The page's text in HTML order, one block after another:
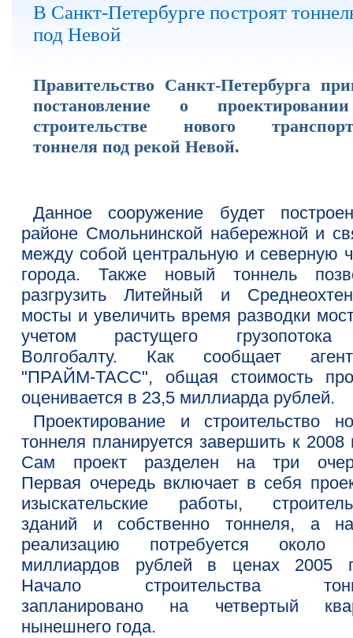
В Санкт-Петербурге построят
под Невой
Правительство Санкт-Петербурга
постановление о
строительстве нового
тоннеля под рекой Невой.
Данное сооружение будет
районе Смольнинской набережной и
между собой центральную и северную
города. Также новый тоннель
разгрузить Литейный и
мосты и увеличить время разводки
учетом растущего
Волгобалту. Как сообщает
"ПРАЙМ-ТАСС", общая стоимость
оценивается в 23,5 миллиарда рублей.
Проектирование и строительство
тоннеля планируется завершить к 2008
Сам проект разделен на три
Первая очередь включает в себя
изыскательские работы,
зданий и собственно тоннеля, а
реализацию потребуется около
миллиардов рублей в ценах 2005
Начало строительства
запланировано на четвертый
нынешнего года.